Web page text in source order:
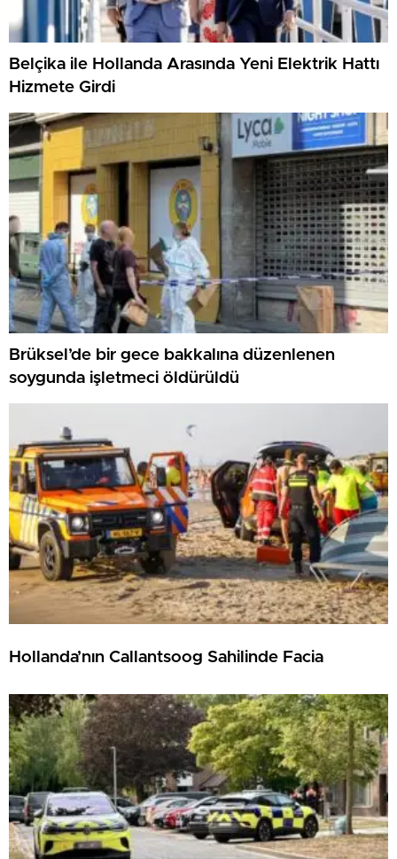
Belçika ile Hollanda Arasında Yeni Elektrik Hattı
Hizmete Girdi
Brüksel’de bir gece bakkalına düzenlenen
soygunda işletmeci öldürüldü
Hollanda’nın Callantsoog Sahilinde Facia